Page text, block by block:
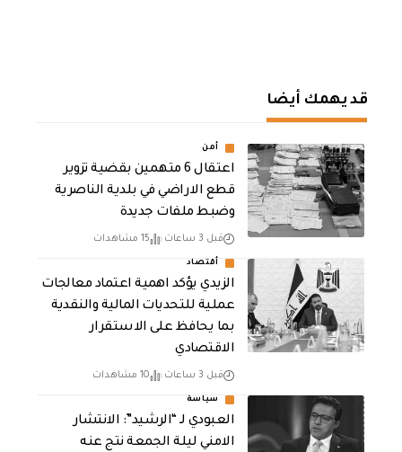
قد يهمك أيضا
أمن
اعتقال 6 متهمين بقضية تزوير
قطع الاراضي في بلدية الناصرية
وضبط ملفات جديدة
قبل 3 ساعات 15 مشاهدات
أقتصاد
الزيدي يؤكد اهمية اعتماد معالجات
عملية للتحديات المالية والنقدية
بما يحافظ على الاستقرار
الاقتصادي
قبل 3 ساعات 10 مشاهدات
سياسة
العبودي لـ “الرشيد”: الانتشار
الامني ليلة الجمعة نتج عنه